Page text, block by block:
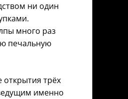
ни один
много раз
печальную
трёх
именно